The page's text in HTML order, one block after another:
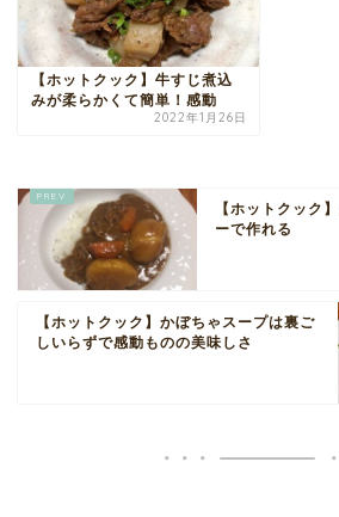
【ホットクック】牛すじ煮込
みが柔らかくて簡単！感動
2022年1月26日
【ホットクック
ーで作れる
【ホットクック】かぼちゃスープは裏ご
しいらずで感動ものの美味しさ